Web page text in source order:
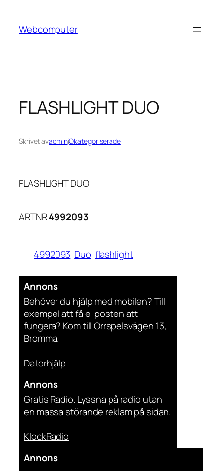
innehåll
Webcomputer
FLASHLIGHT DUO
Skrivet avadminiOkategoriserade
FLASHLIGHT DUO
ARTNR4992093
4992093 Duo flashlight
Annons
Behöver du hjälp med mobilen? Till
exempel att få e-posten att
fungera? Kom till Orrspelsvägen 13,
Bromma.
Datorhjälp
Annons
Gratis Radio. Lyssna på radio utan
en massa störande reklam på sidan.
KlockRadio
Annons